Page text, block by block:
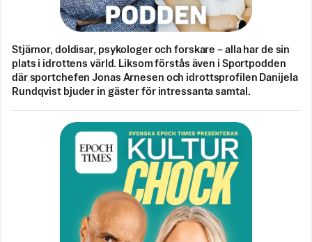
Stjärnor, doldisar, psykologer och forskare – alla har de sin
plats i idrottens värld. Liksom förstås även i Sportpodden
där sportchefen Jonas Arnesen och idrottsprofilen Danijela
Rundqvist bjuder in gäster för intressanta samtal.